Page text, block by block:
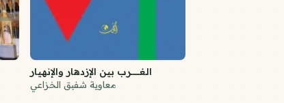
الغــــــرب بين الإزدهار والإنهيار
معاوية شفيق الخزاعي